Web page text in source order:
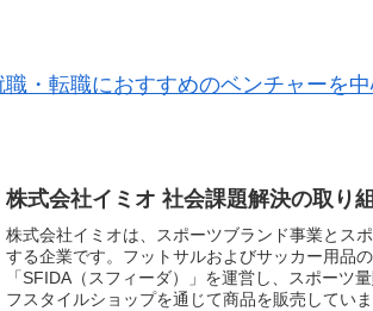
・転職におすすめのベンチャーを
株式会社イミオ 社会課題解決の取り
株式会社イミオは、スポーツブランド事業とス
する企業です。フットサルおよびサッカー用品
「SFIDA（スフィーダ）」を運営し、スポーツ
フスタイルショップを通じて商品を販売してい